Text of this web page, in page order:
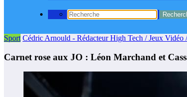
Sport Cédric Arnould - Rédacteur High Tech / Jeux Vidéo
Carnet rose aux JO : Léon Marchand et